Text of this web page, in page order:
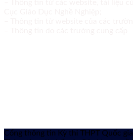
Cổng thông tin Kỳ thi THPT Quốc gia